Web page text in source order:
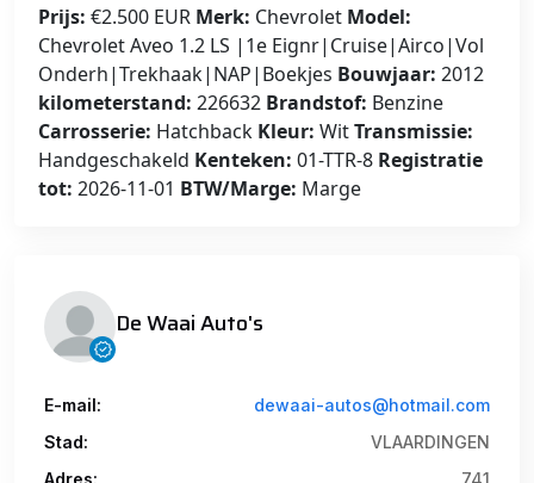
Prijs: €2.500 EUR Merk: Chevrolet Model:
Chevrolet Aveo 1.2 LS |1e Eignr|Cruise|Airco|Vol
Onderh|Trekhaak|NAP|Boekjes Bouwjaar: 2012
kilometerstand: 226632 Brandstof: Benzine
Carrosserie: Hatchback Kleur: WitTransmissie:
Handgeschakeld Kenteken: 01-TTR-8 Registratie
tot: 2026-11-01 BTW/Marge: Marge
De Waai Auto's
E-mail:
dewaai-autos@hotmail.com
Stad:
VLAARDINGEN
Adres:
741